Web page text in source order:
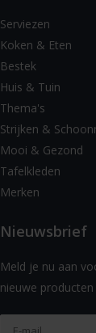
Serviezen
Koken & Eten
Bestek
Huis & Tuin
Thema's
Strijken &
Mooi & Gezond
Tafelkleden
Merken
Nieuwsbrief
Meld je nu aan
nieuwe producten